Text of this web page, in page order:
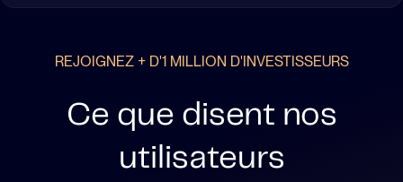
REJOIGNEZ + D'1 MILLION D'INVESTISSEURS
Ce que disent nos
utilisateurs